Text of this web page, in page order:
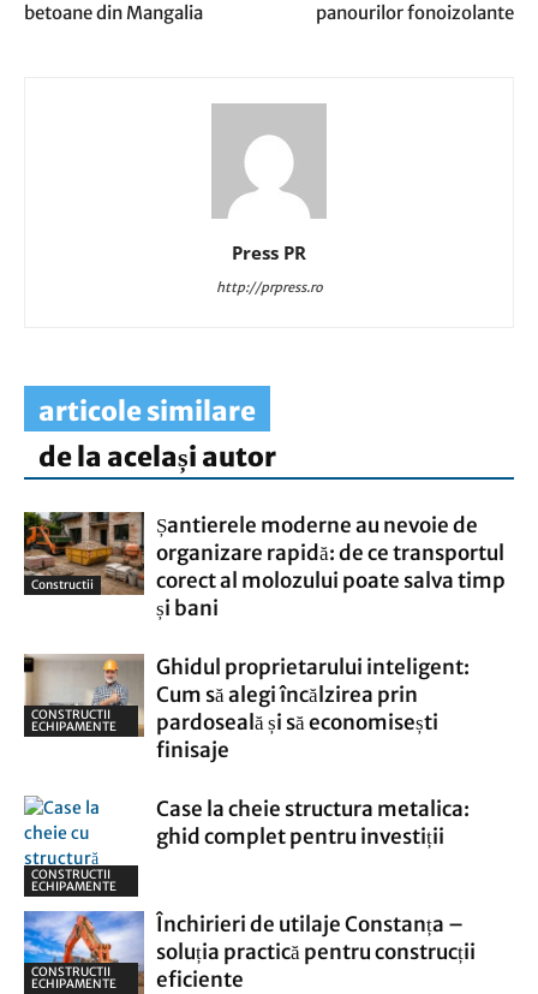
betoane din Mangalia
panourilor fonoizolante
Press PR
http://prpress.ro
articole similare
de la același autor
Constructii
Șantierele moderne au nevoie de
organizare rapidă: de ce transportul
corect al molozului poate salva timp
și bani
CONSTRUCTII
ECHIPAMENTE
Ghidul proprietarului inteligent:
Cum să alegi încălzirea prin
pardoseală și să economisești
finisaje
CONSTRUCTII
ECHIPAMENTE
Case la cheie structura metalica:
ghid complet pentru investiții
CONSTRUCTII
ECHIPAMENTE
Închirieri de utilaje Constanța –
soluția practică pentru construcții
eficiente